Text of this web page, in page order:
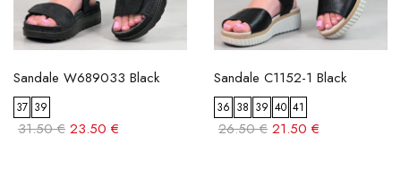
Sandale W689033 Black
37 39
31.50 € 23.50 €
Sandale C1152-1 Black
36 38 39 40 41
26.50 € 21.50 €